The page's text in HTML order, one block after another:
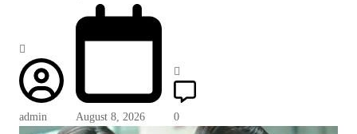
admin August 8, 2026 0